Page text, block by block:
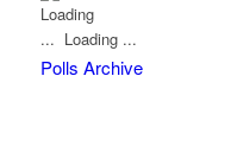
Loading ...
Polls Archive